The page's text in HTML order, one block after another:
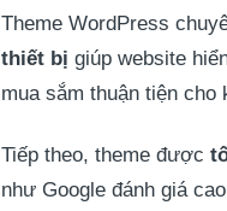
Theme WordPress
thiết bị giúp website
mua sắm thuận tiện cho
Tiếp theo, theme được
như Google đánh giá